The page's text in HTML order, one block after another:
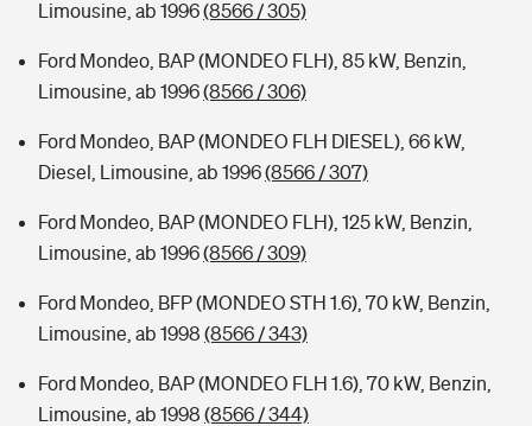
Limousine, ab 1996(8566 / 305)
Ford Mondeo, BAP (MONDEO FLH), 85 kW, Benzin,
Limousine, ab 1996(8566 / 306)
Ford Mondeo, BAP (MONDEO FLH DIESEL), 66 kW,
Diesel, Limousine, ab 1996(8566 / 307)
Ford Mondeo, BAP (MONDEO FLH), 125 kW, Benzin,
Limousine, ab 1996(8566 / 309)
Ford Mondeo, BFP (MONDEO STH 1.6), 70 kW, Benzin,
Limousine, ab 1998 (8566 / 343)
Ford Mondeo, BAP (MONDEO FLH 1.6), 70 kW, Benzin,
Limousine, ab 1998 (8566 / 344)